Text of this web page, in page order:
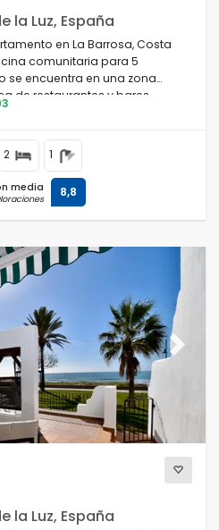
la Luz, España
en La Barrosa, Costa
comunitaria para 5
se encuentra en una zona
de restaurantes y bares,
a 2 km de la playa de La
2 1
media 8,8
Next
la Luz, España